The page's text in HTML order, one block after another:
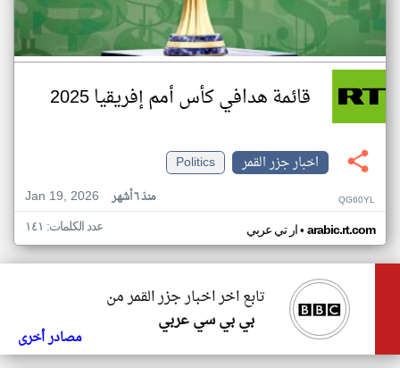
قائمة هدافي كأس أمم إفريقيا 2025
اخبار جزر القمر
Politics
Jan 19, 2026
منذ ٦ أشهر QG60YL
ار تي عربي• arabic.rt.com عدد الكلمات: ١٤١
تابع اخر اخبار جزر القمر من
بي بي سي عربي
مصادر أخرى